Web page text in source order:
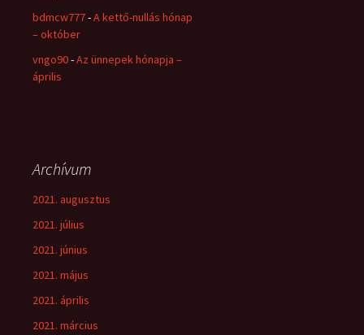
bdmcw777-A kettő-nullás hónap
– október
vngo90-Az ünnepek hónapja –
április
Archívum
2021. augusztus
2021. július
2021. június
2021. május
2021. április
2021. március